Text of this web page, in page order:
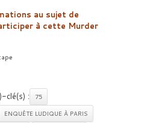
au sujet de
à cette Murder
clé(s) :
75
ENQUÊTE LUDIQUE À PARIS